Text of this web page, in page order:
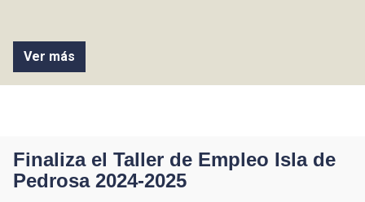
Ver más
Finaliza el Taller de Empleo Isla de
Pedrosa 2024-2025